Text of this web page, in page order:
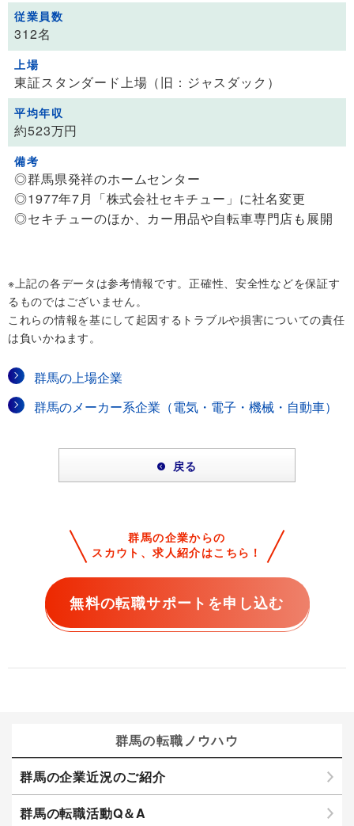
従業員数
312名
上場
東証スタンダード上場（旧：ジャスダック）
平均年収
約523万円
備考
◎群馬県発祥のホームセンター
◎1977年7月「株式会社セキチュー」に社名変更
◎セキチューのほか、カー用品や自転車専門店も展開
※上記の各データは参考情報です。正確性、安全性などを保証す
るものではございません。
これらの情報を基にして起因するトラブルや損害についての責任
は負いかねます。
群馬の上場企業
群馬のメーカー系企業（電気・電子・機械・自動車）
戻る
群馬の企業からの
スカウト、求人紹介はこちら！
無料の転職サポートを申し込む
群馬の転職ノウハウ
群馬の企業近況のご紹介
群馬の転職活動Q＆A